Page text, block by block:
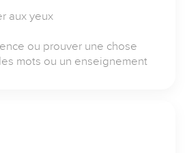
aux yeux
ou prouver une chose
mots ou un enseignement